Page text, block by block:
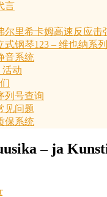
言
尔里希卡姆高速反应击
式钢琴123 – 维也纳系列
音系统
活动
列号查询
见问题
保系统
– ja